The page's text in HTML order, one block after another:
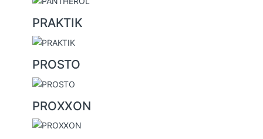
PRAKTIK
PROSTO
PROXXON